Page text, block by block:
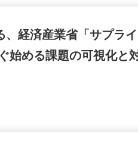
、経済産業省「サプラ
始める課題の可視化と